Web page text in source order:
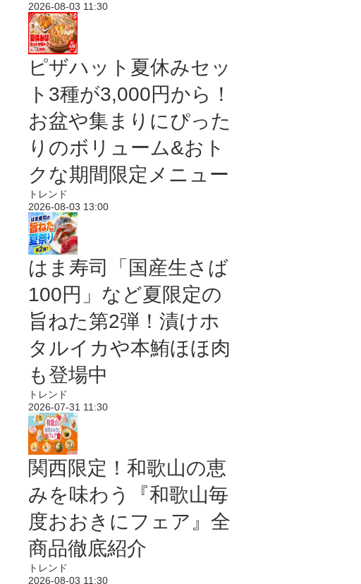
2026-08-03 11:30
ピザハット夏休みセッ
ト3種が3,000円から！
お盆や集まりにぴった
りのボリューム&おト
クな期間限定メニュー
トレンド
2026-08-03 13:00
はま寿司「国産生さば
100円」など夏限定の
旨ねた第2弾！漬けホ
タルイカや本鮪ほほ肉
も登場中
トレンド
2026-07-31 11:30
関西限定！和歌山の恵
みを味わう『和歌山毎
度おおきにフェア』全
商品徹底紹介
トレンド
2026-08-03 11:30